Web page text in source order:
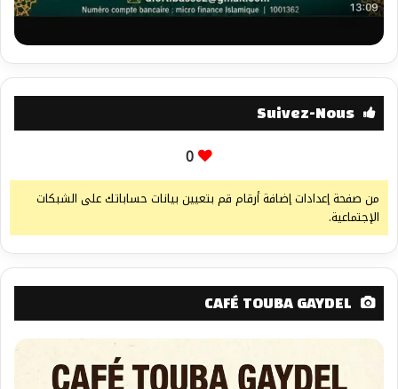
Suivez-Nous
0
من صفحة إعدادات إضافة أرقام قم بتعيين بيانات حساباتك على الشبكات
الإجتماعية.
CAFÉ TOUBA GAYDEL